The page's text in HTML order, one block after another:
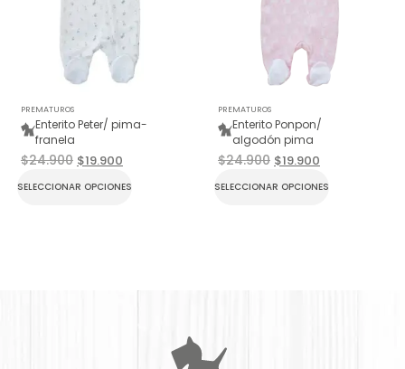
PREMATUROS
Enterito Peter/ pima-
franela
$24.900 $19.900
SELECCIONAR OPCIONES
PREMATUROS
Enterito Ponpon/
algodón pima
$24.900 $19.900
SELECCIONAR OPCIONES